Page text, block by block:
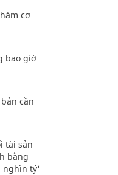
cơ
bao giờ
cần
tài sản
bằng
nghìn tỷ'